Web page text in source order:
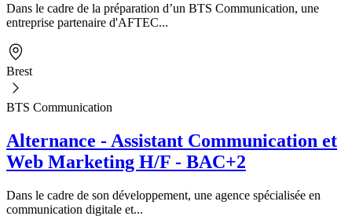
Dans le cadre de la préparation d’un BTS Communication, une
entreprise partenaire d'AFTEC...
Brest
BTS Communication
Alternance - Assistant Communication et
Web Marketing H/F - BAC+2
Dans le cadre de son développement, une agence spécialisée en
communication digitale et...